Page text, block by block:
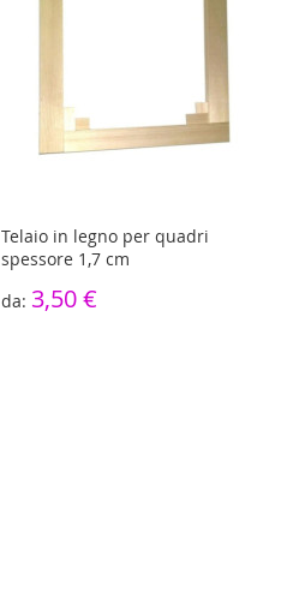
Telaio in legno per quadri
spessore 1,7 cm
3,50 €